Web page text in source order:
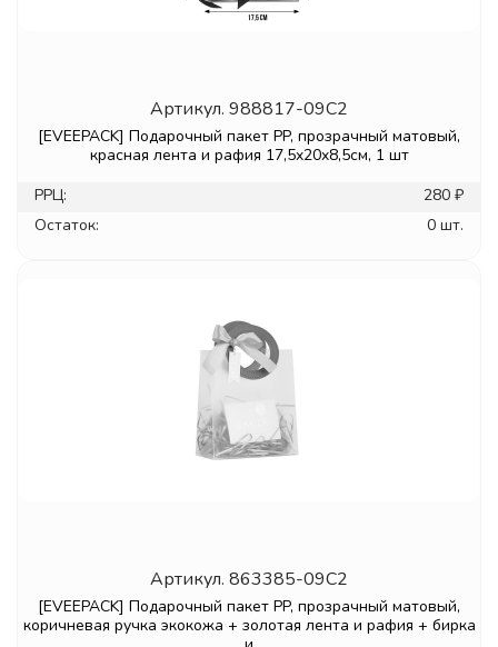
Артикул. 988817-09C2
[EVEEPACK] Подарочный пакет PP, прозрачный матовый,
красная лента и рафия 17,5x20x8,5см, 1 шт
РРЦ:
280 ₽
Остаток:
0 шт.
Артикул. 863385-09C2
[EVEEPACK] Подарочный пакет PP, прозрачный матовый,
коричневая ручка экокожа + золотая лента и рафия + бирка